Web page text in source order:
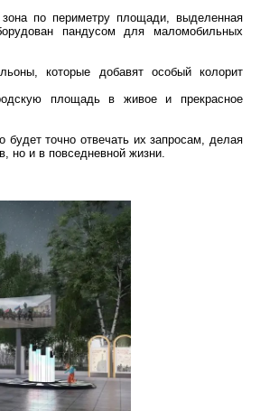
зона по периметру площади, выделенная
пандусом для маломобильных
которые добавят особый колорит
площадь в живое и прекрасное
будет точно отвечать их запросам, делая
но и в повседневной жизни.